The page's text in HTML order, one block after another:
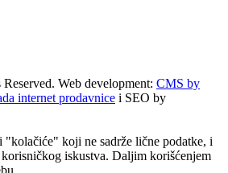
Web development: CMS by
internet prodavnice i SEO by
"kolačiće" koji ne sadrže lične podatke, i
iskustva. Daljim korišćenjem